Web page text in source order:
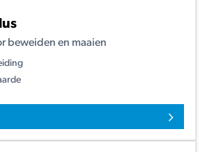
beweiden en maaien